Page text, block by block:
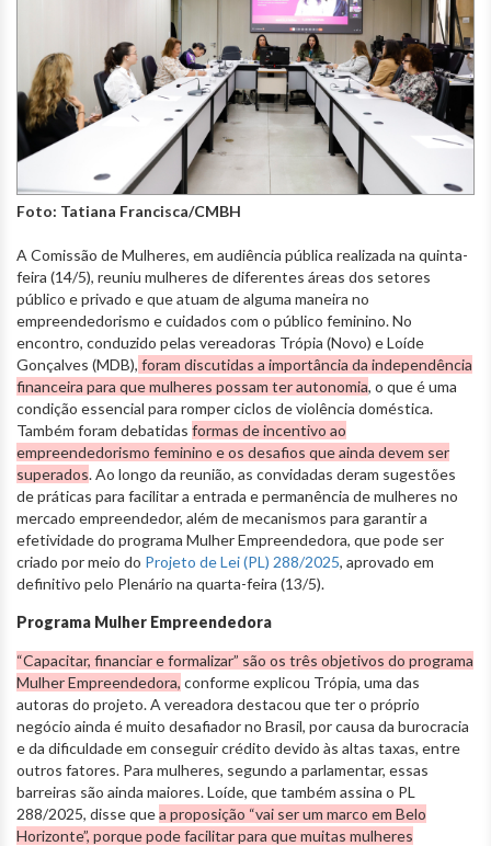
Foto: Tatiana Francisca/CMBH
A Comissão de Mulheres, em audiência pública realizada na quinta-
feira (14/5), reuniu mulheres de diferentes áreas dos setores
público e privado e que atuam de alguma maneira no
empreendedorismo e cuidados com o público feminino. No
encontro, conduzido pelas vereadoras Trópia (Novo) e Loíde
Gonçalves (MDB), foram discutidas a importância da independência
financeira para que mulheres possam ter autonomia, o que é uma
condição essencial para romper ciclos de violência doméstica.
Também foram debatidas formas de incentivo ao
empreendedorismo feminino e os desafios que ainda devem ser
superados. Ao longo da reunião, as convidadas deram sugestões
de práticas para facilitar a entrada e permanência de mulheres no
mercado empreendedor, além de mecanismos para garantir a
efetividade do programa Mulher Empreendedora, que pode ser
criado por meio do Projeto de Lei (PL) 288/2025, aprovado em
definitivo pelo Plenário na quarta-feira (13/5).
Programa Mulher Empreendedora
“Capacitar, financiar e formalizar” são os três objetivos do programa
Mulher Empreendedora, conforme explicou Trópia, uma das
autoras do projeto. A vereadora destacou que ter o próprio
negócio ainda é muito desafiador no Brasil, por causa da burocracia
e da dificuldade em conseguir crédito devido às altas taxas, entre
outros fatores. Para mulheres, segundo a parlamentar, essas
barreiras são ainda maiores. Loíde, que também assina o PL
288/2025, disse quea proposição “vai ser um marco em Belo
Horizonte”, porque pode facilitar para que muitas mulheres